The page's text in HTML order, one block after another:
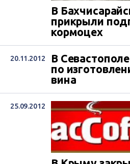
В
прикрыли
кормоцех
20.11.2012
В
по
вина
25.09.2012